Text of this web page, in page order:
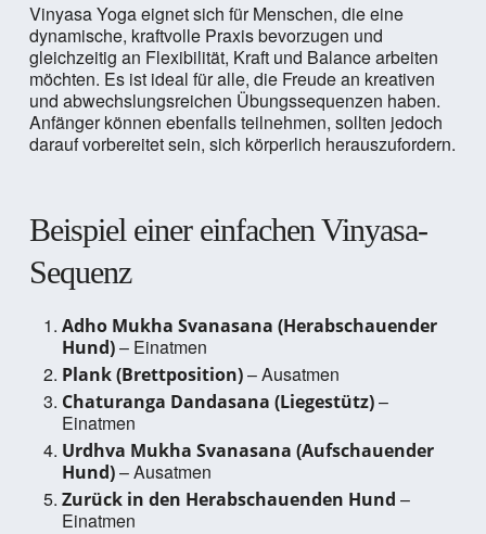
Vinyasa Yoga eignet sich für Menschen, die eine
dynamische, kraftvolle Praxis bevorzugen und
gleichzeitig an Flexibilität, Kraft und Balance arbeiten
möchten. Es ist ideal für alle, die Freude an kreativen
und abwechslungsreichen Übungssequenzen haben.
Anfänger können ebenfalls teilnehmen, sollten jedoch
darauf vorbereitet sein, sich körperlich herauszufordern.
Beispiel einer einfachen Vinyasa-
Sequenz
Adho Mukha Svanasana (Herabschauender
Hund)– Einatmen
Plank (Brettposition)– Ausatmen
Chaturanga Dandasana (Liegestütz)–
Einatmen
Urdhva Mukha Svanasana (Aufschauender
Hund)– Ausatmen
Zurück in den Herabschauenden Hund –
Einatmen